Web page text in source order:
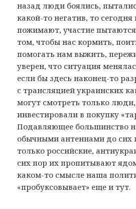
назад люди боялись,
какой-то негатив, то
пожимают, участие
том, чтобы нас кормить,
помогать нам выжить,
уверен, что ситуация
если бы здесь наконец-то
с трансляцией украинских
могут смотреть только
инвестировали в покупку
Подавляющее большинство
обычными антеннами до сих
только российские,
сих пор их пропитывают
каком-то смысле наша
«пробуксовывает» еще и тут.